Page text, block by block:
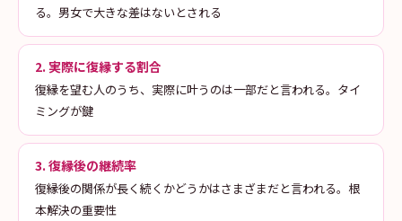
る。男女で大きな差はないとされる
2. 実際に復縁する割合
復縁を望む人のうち、実際に叶うのは一部だと言われる。タイ
ミングが鍵
3. 復縁後の継続率
復縁後の関係が長く続くかどうかはさまざまだと言われる。根
本解決の重要性